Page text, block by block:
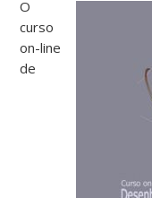
O
curso
on-line
de